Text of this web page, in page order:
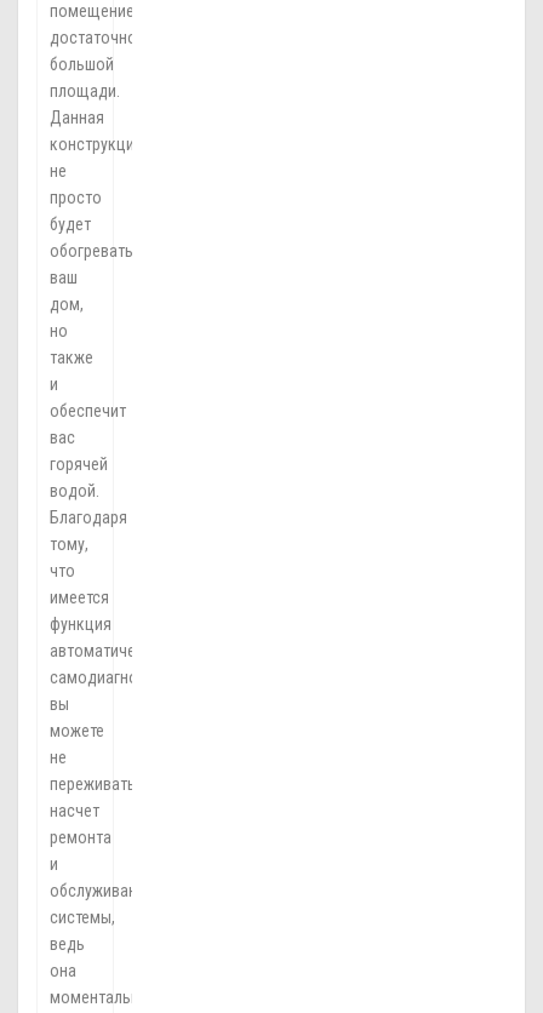
помещение
достаточно
большой
площади.
Данная
конструкция
не
просто
будет
обогревать
ваш
дом,
но
также
и
обеспечит
вас
горячей
водой.
Благодаря
тому,
что
имеется
функция
автоматической
самодиагностики,
вы
можете
не
переживать
насчет
ремонта
и
обслуживания
системы,
ведь
она
моментально